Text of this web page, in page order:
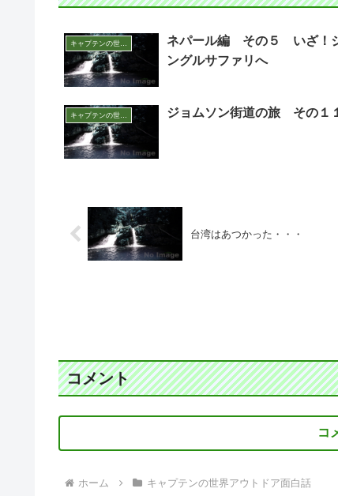
ネパール編 その５ いざ！
ングルサファリへ
ジョムソン街道の旅 その１
台湾はあつかった・・・
コメント
コ
ホーム キャプテンの世界アウトドア面白話